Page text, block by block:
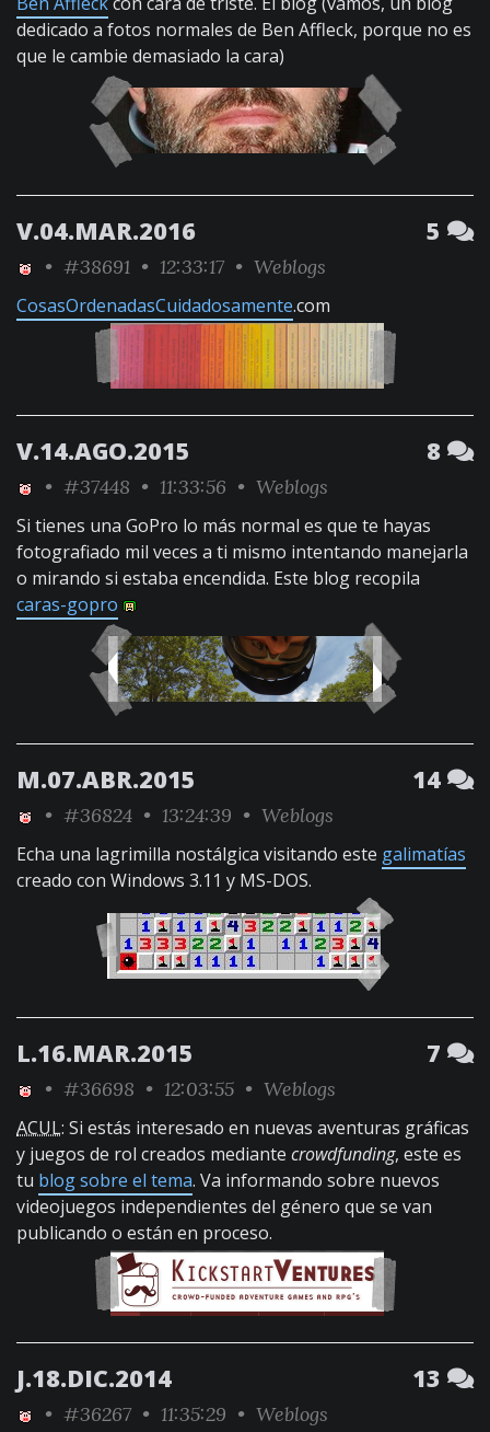
dedicado a fotos normales de Ben Affleck, porque no es
que le cambie demasiado la cara)
V.04.MAR.2016 5
• #38691 • 12:33:17 • Weblogs
CosasOrdenadasCuidadosamente.com
V.14.AGO.2015 8
• #37448 • 11:33:56 • Weblogs
Si tienes una GoPro lo más normal es que te hayas
fotografiado mil veces a ti mismo intentando manejarla
o mirando si estaba encendida. Este blog recopila
caras-gopro
M.07.ABR.2015 14
• #36824 • 13:24:39 • Weblogs
Echa una lagrimilla nostálgica visitando este galimatías
creado con Windows 3.11 y MS-DOS.
L.16.MAR.2015 7
• #36698 • 12:03:55 • Weblogs
ACUL: Si estás interesado en nuevas aventuras gráficas
y juegos de rol creados mediante crowdfunding, este es
tu blog sobre el tema. Va informando sobre nuevos
videojuegos independientes del género que se van
publicando o están en proceso.
J.18.DIC.2014 13
• #36267 • 11:35:29 • Weblogs